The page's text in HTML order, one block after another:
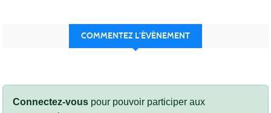
COMMENTEZ L’ÉVÈNEMENT
Connectez-vous pour pouvoir participer aux